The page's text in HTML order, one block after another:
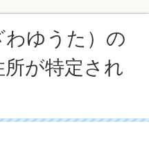
ゆうた）の
が特定され